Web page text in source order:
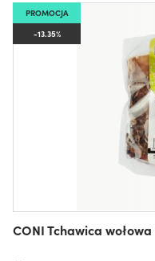
PROMOCJA
-13.35%
CONI Tchawica